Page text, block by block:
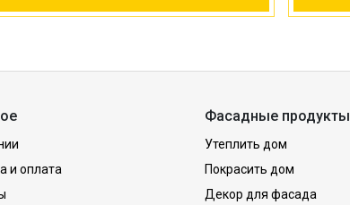
и оплата
Фасадные продукты
Утеплить дом
Покрасить дом
Декор для фасада